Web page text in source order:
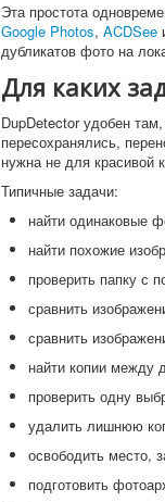
Эта простота
Google Photos, ACDSee
дубликатов фото на
Для каких
DupDetector удобен
пересохранялись,
нужна не для красивой
Типичные задачи:
найти одинаковые
найти похожие
проверить папку с
сравнить
сравнить
найти копии между
проверить одну
удалить лишнюю
освободить место,
подготовить